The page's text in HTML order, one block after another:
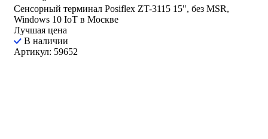
Сенсорный терминал Posiflex ZT-3115 15", без MSR,
Windows 10 IoT в Москве
Лучшая цена
В наличии
Артикул: 59652